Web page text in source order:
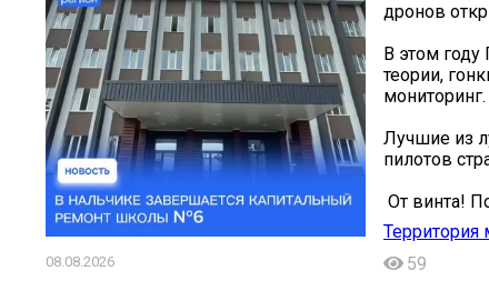
08.08.2026
дронов
В этом году
теории,
мониторинг.
Лучшие из
пилотов
От винта!
59